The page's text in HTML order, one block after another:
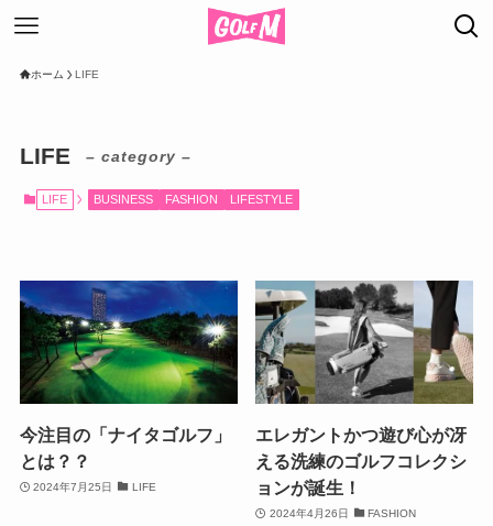
ホーム LIFE
LIFE – category –
LIFE BUSINESS FASHION LIFESTYLE
今注目の「ナイタゴルフ」
とは？？
2024年7月25日 LIFE
エレガントかつ遊び心が冴
える洗練のゴルフコレクシ
ョンが誕生！
2024年4月26日 FASHION